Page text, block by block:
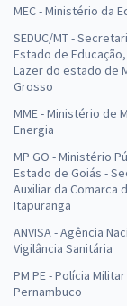
MEC - Ministério da
SEDUC/MT -
Estado de
Lazer do estado de
Grosso
MME - Ministério de
Energia
MP GO - Ministério
Estado de Goiás -
Auxiliar da Comarca
Itapuranga
ANVISA - Agência
Vigilância Sanitária
PM PE - Polícia
Pernambuco